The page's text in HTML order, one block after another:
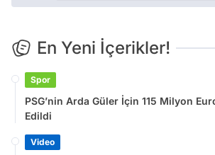
En Yeni İçerikler!
Spor
PSG’nin Arda Güler İçin 115 Milyon
Edildi
Video